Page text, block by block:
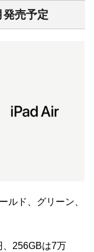
売予定
ルド、グリーン、
256GBは7万